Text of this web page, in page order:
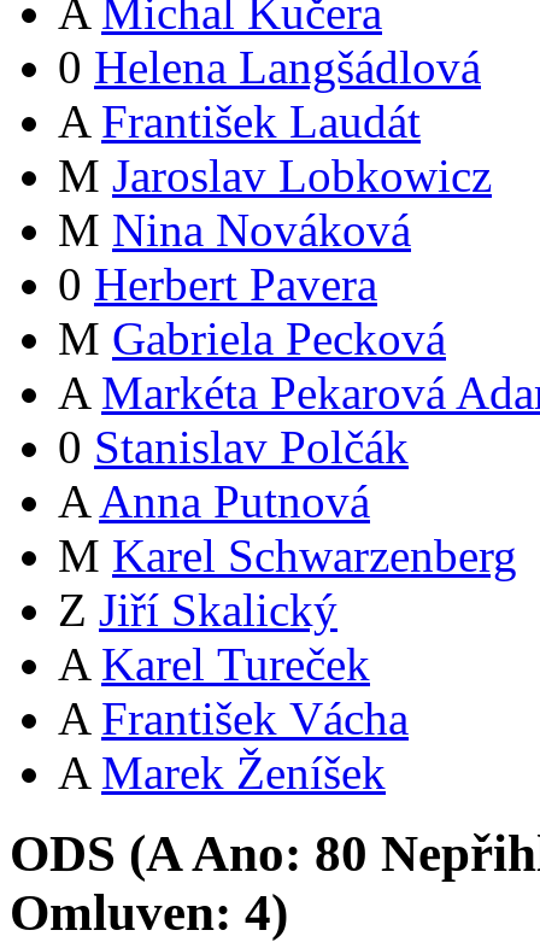
A Michal Kučera
0 Helena Langšádlová
A František Laudát
M Jaroslav Lobkowicz
M Nina Nováková
0 Herbert Pavera
M Gabriela Pecková
A Markéta Pekarová
0 Stanislav Polčák
A Anna Putnová
M Karel Schwarzenberg
Z Jiří Skalický
A Karel Tureček
A František Vácha
A Marek Ženíšek
ODS (AAno: 80
Omluven: 4)